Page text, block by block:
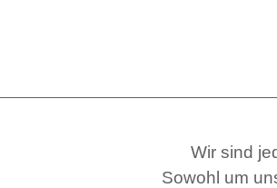
Wir sind
Sowohl um